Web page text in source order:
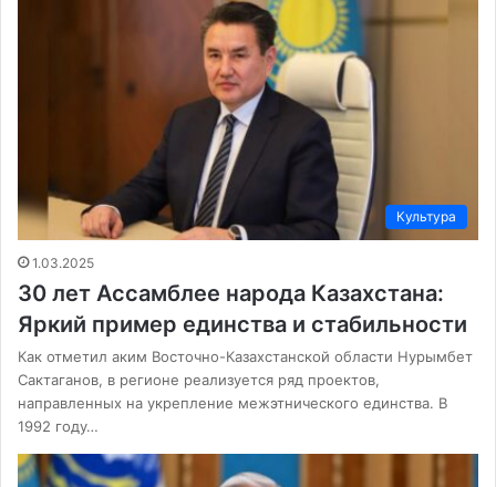
Культура
1.03.2025
30 лет Ассамблее народа Казахстана:
Яркий пример единства и стабильности
Как отметил аким Восточно-Казахстанской области Нурымбет
Сактаганов, в регионе реализуется ряд проектов,
направленных на укрепление межэтнического единства. В
1992 году…